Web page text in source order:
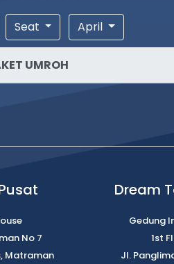
Seat April
UMROH
No 7
Matraman
Dream
Gedung
1st
Jl.